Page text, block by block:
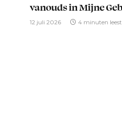
vanouds in Mijne
12 juli 2026 4 minuten